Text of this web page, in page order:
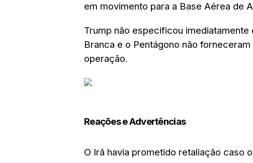
em movimento para a Base Aérea de
Trump não especificou
Branca e o Pentágono não
operação.
Reações e Advertências
O Irã havia prometido retaliação caso